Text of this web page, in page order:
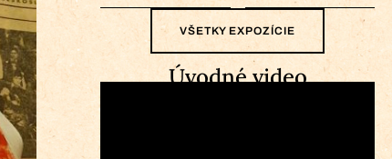
VŠETKY EXPOZÍCIE
Úvodné video